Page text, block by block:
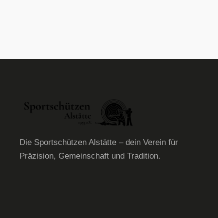
Die Sportschützen Alstätte – dein Verein für
Präzision, Gemeinschaft und Tradition.